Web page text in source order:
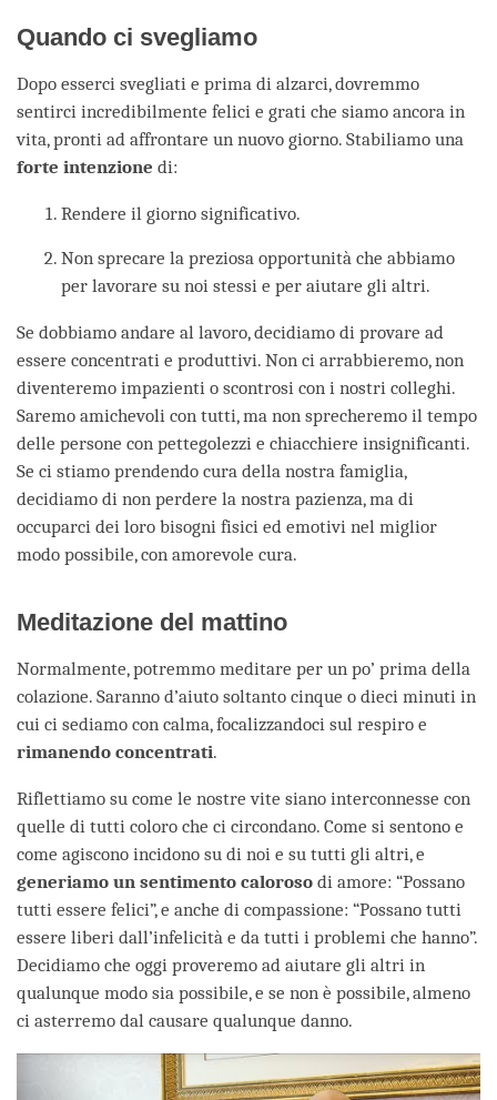
Quando ci svegliamo
Dopo esserci svegliati e prima di alzarci, dovremmo
sentirci incredibilmente felici e grati che siamo ancora in
vita, pronti ad affrontare un nuovo giorno. Stabiliamo una
forte intenzione di:
Rendere il giorno significativo.
Non sprecare la preziosa opportunità che abbiamo
per lavorare su noi stessi e per aiutare gli altri.
Se dobbiamo andare al lavoro, decidiamo di provare ad
essere concentrati e produttivi. Non ci arrabbieremo, non
diventeremo impazienti o scontrosi con i nostri colleghi.
Saremo amichevoli con tutti, ma non sprecheremo il tempo
delle persone con pettegolezzi e chiacchiere insignificanti.
Se ci stiamo prendendo cura della nostra famiglia,
decidiamo di non perdere la nostra pazienza, ma di
occuparci dei loro bisogni fisici ed emotivi nel miglior
modo possibile, con amorevole cura.
Meditazione del mattino
Normalmente, potremmo meditare per un po’ prima della
colazione. Saranno d’aiuto soltanto cinque o dieci minuti in
cui ci sediamo con calma, focalizzandoci sul respiro e
rimanendo concentrati.
Riflettiamo su come le nostre vite siano interconnesse con
quelle di tutti coloro che ci circondano. Come si sentono e
come agiscono incidono su di noi e su tutti gli altri, e
generiamo un sentimento caloroso di amore: “Possano
tutti essere felici”, e anche di compassione: “Possano tutti
essere liberi dall’infelicità e da tutti i problemi che hanno”.
Decidiamo che oggi proveremo ad aiutare gli altri in
qualunque modo sia possibile, e se non è possibile, almeno
ci asterremo dal causare qualunque danno.